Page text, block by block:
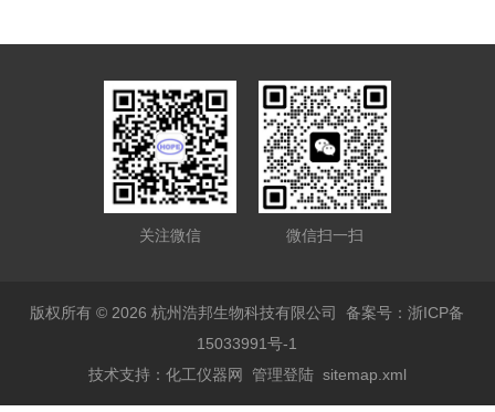
关注微信 微信扫一扫
版权所有 © 2026 杭州浩邦生物科技有限公司备案号：浙ICP备
15033991号-1
技术支持： 化工仪器网 管理登陆 sitemap.xml